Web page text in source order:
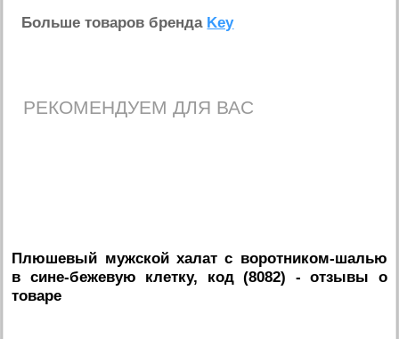
Больше товаров бренда Key
РЕКОМЕНДУЕМ ДЛЯ ВАС
Плюшевый мужской халат с воротником-шалью
в сине-бежевую клетку, код (8082) - отзывы о
товаре